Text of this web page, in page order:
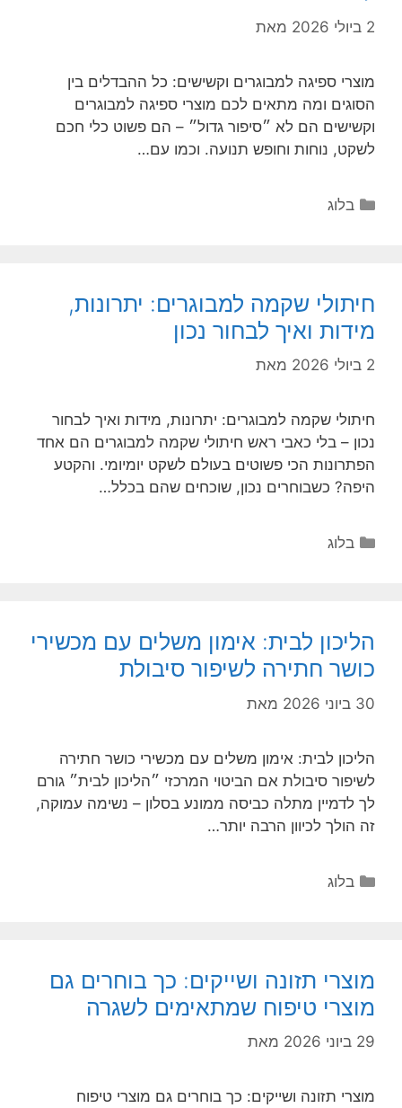
2 ביולי 2026 מאת
מוצרי ספיגה למבוגרים וקשישים: כל ההבדלים בין
הסוגים ומה מתאים לכם מוצרי ספיגה למבוגרים
וקשישים הם לא ״סיפור גדול״ – הם פשוט כלי חכם
לשקט, נוחות וחופש תנועה. וכמו עם…
קטגוריות
בלוג
חיתולי שקמה למבוגרים: יתרונות,
מידות ואיך לבחור נכון
2 ביולי 2026 מאת
חיתולי שקמה למבוגרים: יתרונות, מידות ואיך לבחור
נכון – בלי כאבי ראש חיתולי שקמה למבוגרים הם אחד
הפתרונות הכי פשוטים בעולם לשקט יומיומי. והקטע
היפה? כשבוחרים נכון, שוכחים שהם בכלל…
קטגוריות
בלוג
הליכון לבית: אימון משלים עם מכשירי
כושר חתירה לשיפור סיבולת
30 ביוני 2026 מאת
הליכון לבית: אימון משלים עם מכשירי כושר חתירה
לשיפור סיבולת אם הביטוי המרכזי ״הליכון לבית״ גורם
לך לדמיין מתלה כביסה ממונע בסלון – נשימה עמוקה,
זה הולך לכיוון הרבה יותר…
קטגוריות
בלוג
מוצרי תזונה ושייקים: כך בוחרים גם
מוצרי טיפוח שמתאימים לשגרה
29 ביוני 2026 מאת
מוצרי תזונה ושייקים: כך בוחרים גם מוצרי טיפוח